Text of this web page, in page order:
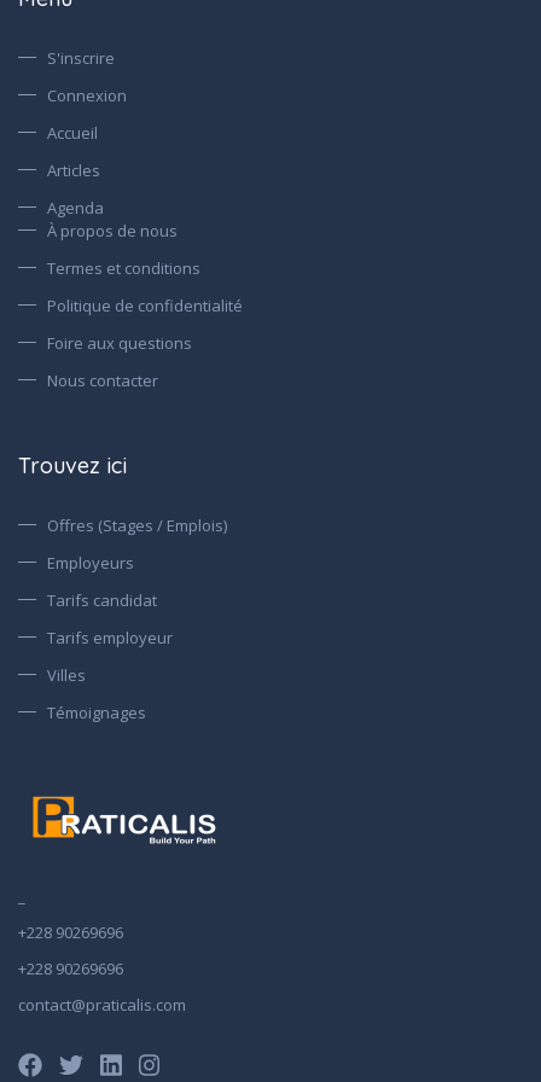
S'inscrire
Connexion
Accueil
Articles
Agenda
À propos de nous
Termes et conditions
Politique de confidentialité
Foire aux questions
Nous contacter
Trouvez ici
Offres (Stages / Emplois)
Employeurs
Tarifs candidat
Tarifs employeur
Villes
Témoignages
+228 90269696
+228 90269696
contact@praticalis.com